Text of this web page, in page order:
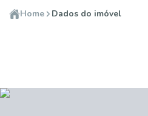
Home Dados do imóvel